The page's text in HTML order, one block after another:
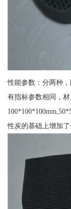
性能参数：分两种
有指标参数相同，
性炭的基础上增加